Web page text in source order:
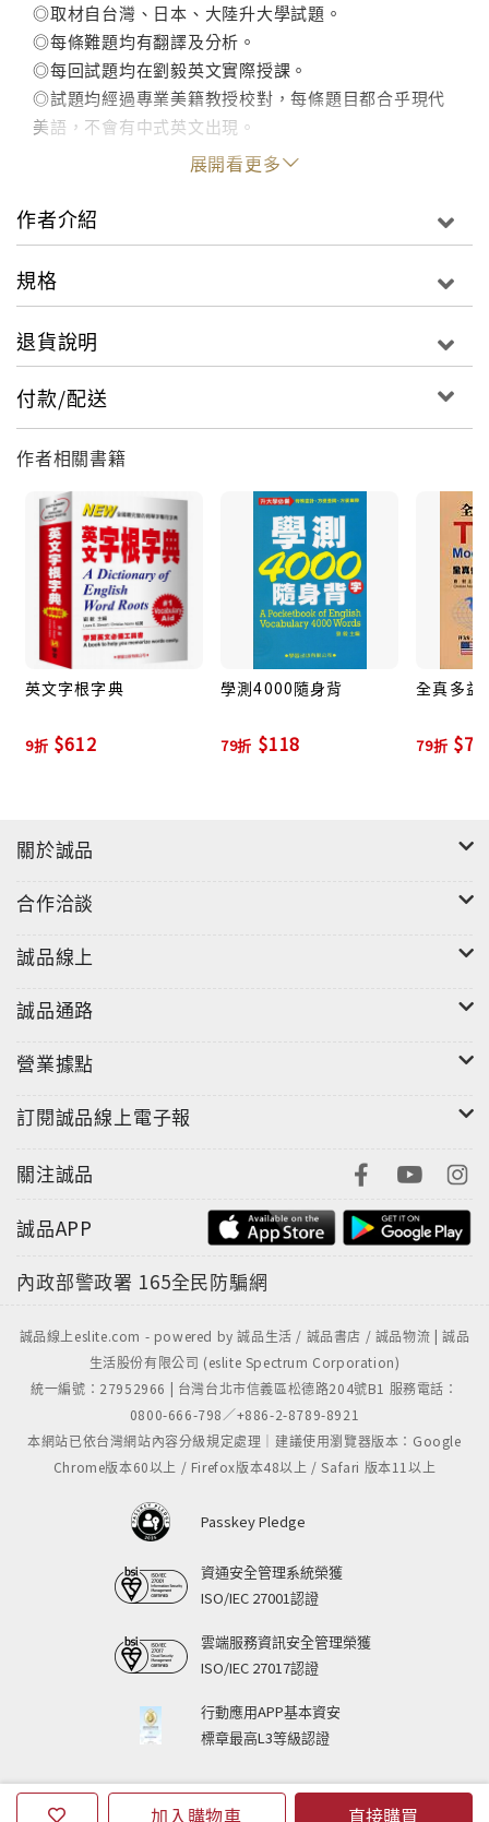
加入購物車 直接購買
◎取材自台灣、日本、大陸升大學試題。
◎每條難題均有翻譯及分析。
◎每回試題均在劉毅英文實際授課。
◎試題均經過專業美籍教授校對，每條題目都合乎現代
美語，不會有中式英文出現。
展開看更多
作者介紹
規格
退貨說明
付款/配送
作者相關書籍
英文字根字典
9折 $612
學測4000隨身背
79折 $118
全真多益
79折 $79
關於誠品
合作洽談
誠品線上
誠品通路
營業據點
訂閱誠品線上電子報
關注誠品
誠品APP
內政部警政署 165全民防騙網
誠品線上eslite.com - powered by 誠品生活 / 誠品書店 / 誠品物流 | 誠品
生活股份有限公司 (eslite Spectrum Corporation)
統一編號：27952966 | 台灣台北市信義區松德路204號B1 服務電話：
0800-666-798／+886-2-8789-8921
本網站已依台灣網站內容分級規定處理｜建議使用瀏覽器版本：Google
Chrome版本60以上 / Firefox版本48以上 / Safari 版本11以上
Passkey Pledge
資通安全管理系統榮獲
ISO/IEC 27001認證
雲端服務資訊安全管理榮獲
ISO/IEC 27017認證
行動應用APP基本資安
標章最高L3等級認證